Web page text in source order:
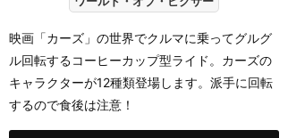
映画「カーズ」の世界でクルマに乗ってグルグ
ル回転するコーヒーカップ型ライド。カーズの
キャラクターが12種類登場します。派手に回転
するので食後は注意！